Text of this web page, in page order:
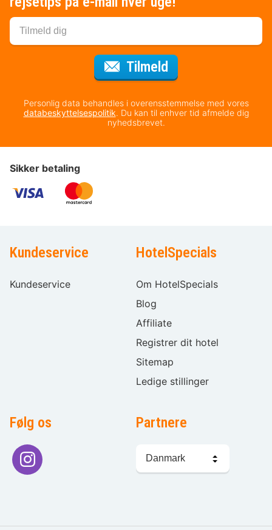
Tilmeld
Personlig data behandles i overensstemmelse med vores
databeskyttelsespolitik. Du kan til enhver tid afmelde dig
nyhedsbrevet.
Sikker betaling
Kundeservice
Kundeservice
HotelSpecials
Om HotelSpecials
Blog
Affiliate
Registrer dit hotel
Sitemap
Ledige stillinger
Følg os Partnere